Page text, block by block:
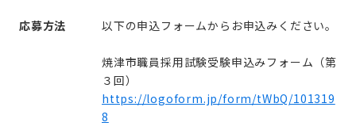
応募方法 以下の申込フォームからお申込みください。
焼津市職員採用試験受験申込みフォーム（第
３回）
https://logoform.jp/form/tWbQ/101319
8